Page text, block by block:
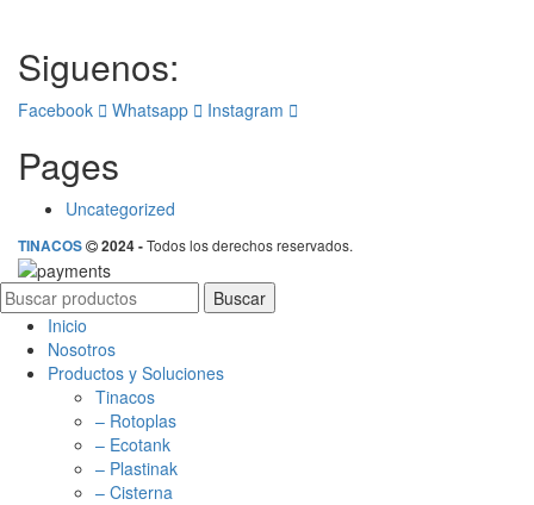
Siguenos:
Facebook Whatsapp Instagram
Pages
Uncategorized
TINACOS 2024 -Todos los derechos reservados.
Buscar
Inicio
Nosotros
Productos y Soluciones
Tinacos
– Rotoplas
– Ecotank
– Plastinak
– Cisterna